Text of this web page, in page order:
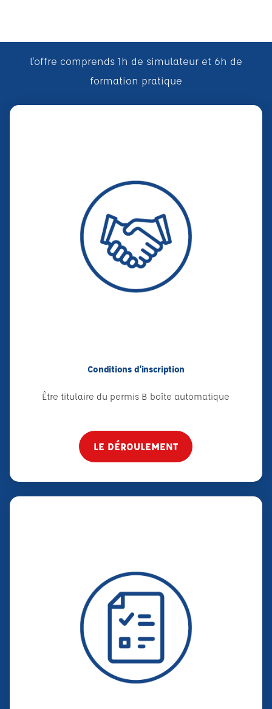
l'offre comprends 1h de simulateur et 6h de
formation pratique
Conditions d'inscription
Être titulaire du permis B boîte automatique
LE DÉROULEMENT